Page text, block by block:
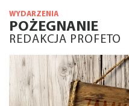
WYDARZENIA
POŻEGNANIE
REDAKCJA PROFETO